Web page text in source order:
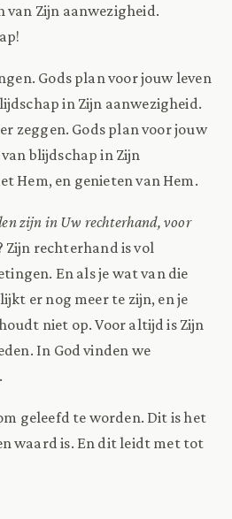
van Zijn aanwezigheid.
Gods plan voor jouw leven
in Zijn aanwezigheid.
zeggen. Gods plan voor jouw
blijdschap in Zijn
Hem, en genieten van Hem.
zijn in Uw rechterhand, voor
Zijn rechterhand is vol
En als je wat van die
er nog meer te zijn, en je
niet op. Voor altijd is Zijn
In God vinden we
geleefd te worden. Dit is het
waard is. En dit leidt met tot